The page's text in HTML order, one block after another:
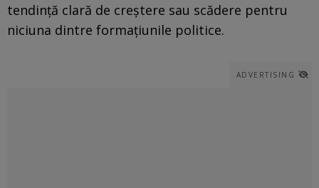
tendință clară de creștere sau scădere pentru
niciuna dintre formațiunile politice.
ADVERTISING